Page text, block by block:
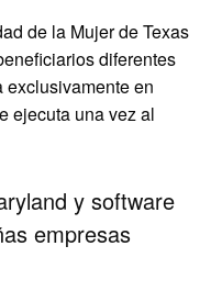
de la Mujer de Texas
diferentes
exclusivamente en
ejecuta una vez al
y software
empresas